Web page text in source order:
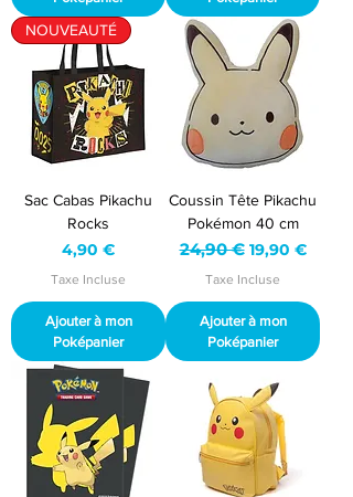
NOUVEAUTÉ
Sac Cabas Pikachu
Rocks
Prix
4,90 €
Taxe Incluse
Ajouter à mon
Poképanier
Coussin Tête Pikachu
Pokémon 40 cm
Prix original
24,90 € Prix
19,90 €
Taxe Incluse
Ajouter à mon
Poképanier